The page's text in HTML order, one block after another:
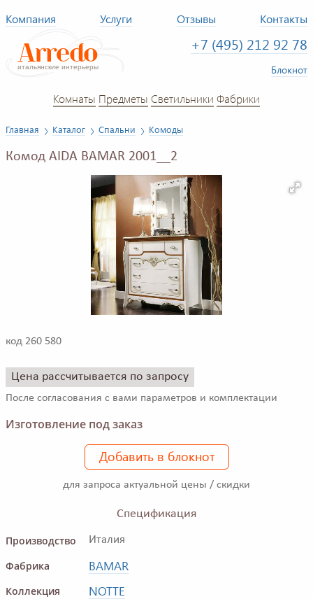
Компания Услуги Отзывы Контакты
+7 (495) 212 92 78
Блокнот
Комнаты Предметы Светильники Фабрики
Главная Каталог Спальни Комоды
Комод AIDA BAMAR 2001__2
код 260 580
Цена рассчитывается по запросу
После согласования с вами параметров и комплектации
Изготовление под заказ
Добавить в блокнот
для запроса актуальной цены / скидки
Спецификация
Производство
Италия
Фабрика BAMAR
Коллекция NOTTE